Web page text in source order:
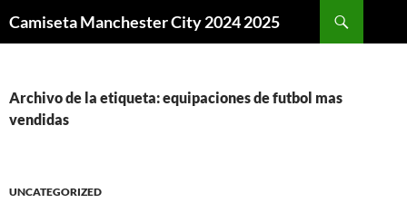
Camiseta Manchester City 2024 2025
Archivo de la etiqueta: equipaciones de futbol mas
vendidas
UNCATEGORIZED